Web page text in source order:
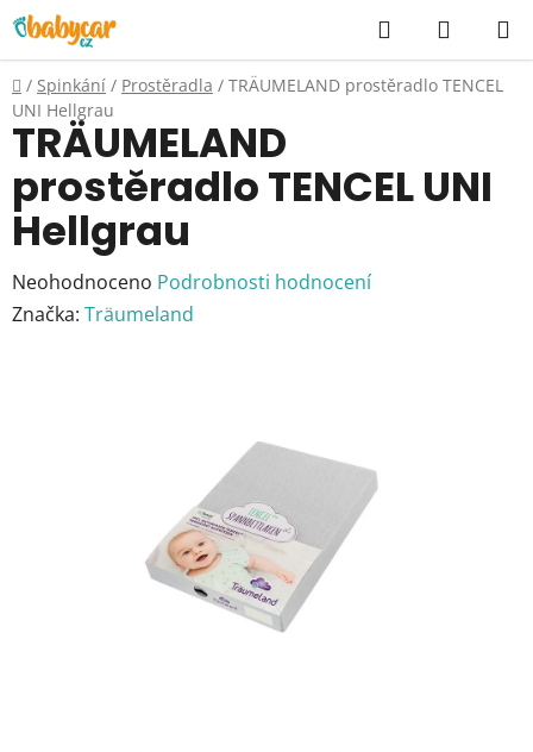
Přejít
na
obsah
Hledat
KOŠÍK
Domů
/ Spinkání / Prostěradla / TRÄUMELAND prostěradlo TENCEL
UNI Hellgrau
TRÄUMELAND
prostěradlo TENCEL UNI
Hellgrau
Průměrné
hodnocení
Neohodnoceno Podrobnosti hodnocení
Značka: Träumeland